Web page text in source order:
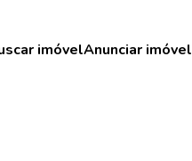
imóvelAnunciar imóvel